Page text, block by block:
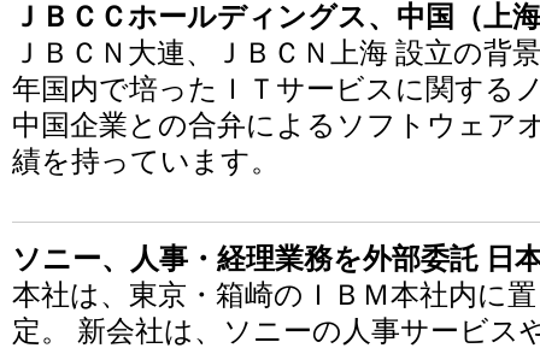
ＪＢＣＣホールディングス、中国（上
ＪＢＣＮ大連、ＪＢＣＮ上海 設立の背
年国内で培ったＩＴサービスに関する
中国企業との合弁によるソフトウェア
績を持っています。
ソニー、人事・経理業務を外部委託 日
本社は、東京・箱崎のＩＢＭ本社内に
定。 新会社は、ソニーの人事サービス